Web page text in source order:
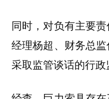
同时，对负有主要
经理杨超、财务总
采取监管谈话的行政